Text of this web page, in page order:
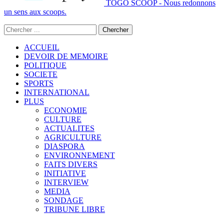
TOGO SCOOP - Nous redonnons
un sens aux scoops.
ACCUEIL
DEVOIR DE MEMOIRE
POLITIQUE
SOCIETE
SPORTS
INTERNATIONAL
PLUS
ECONOMIE
CULTURE
ACTUALITES
AGRICULTURE
DIASPORA
ENVIRONNEMENT
FAITS DIVERS
INITIATIVE
INTERVIEW
MEDIA
SONDAGE
TRIBUNE LIBRE